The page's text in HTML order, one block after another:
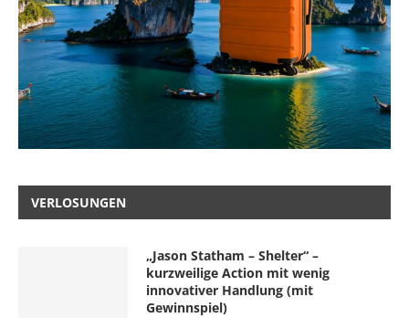
VERLOSUNGEN
„Jason Statham – Shelter“ –
kurzweilige Action mit wenig
innovativer Handlung (mit
Gewinnspiel)